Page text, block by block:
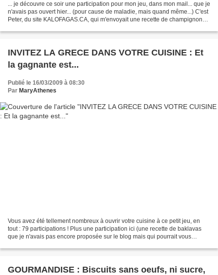
... je découvre ce soir une participation pour mon jeu, dans mon mail... que je
n'avais pas ouvert hier... (pour cause de maladie, mais quand même...) C'est
Peter, du site KALOFAGAS.CA, qui m'envoyait une recette de champignons à
INVITEZ LA GRECE DANS VOTRE CUISINE : Et
la gagnante est...
Publié le 16/03/2009 à 08:30
Par MaryAthenes
Vous avez été tellement nombreux à ouvrir votre cuisine à ce petit jeu, en
tout : 79 participations ! Plus une participation ici (une recette de baklavas
que je n'avais pas encore proposée sur le blog mais qui pourrait vous
GOURMANDISE : Biscuits sans oeufs, ni sucre,